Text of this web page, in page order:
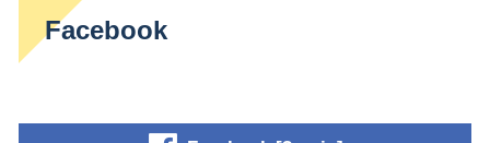
Facebook